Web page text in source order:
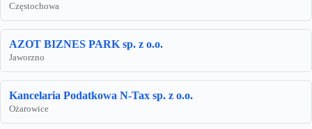
Częstochowa
AZOT BIZNES PARK sp. z o.o.
Jaworzno
Kancelaria Podatkowa N-Tax sp. z o.o.
Ożarowice